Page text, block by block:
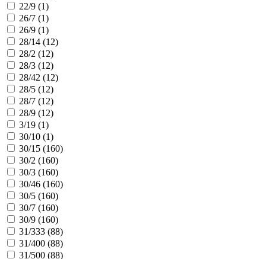
22/9 (1)
26/7 (1)
26/9 (1)
28/14 (12)
28/2 (12)
28/3 (12)
28/42 (12)
28/5 (12)
28/7 (12)
28/9 (12)
3/19 (1)
30/10 (1)
30/15 (160)
30/2 (160)
30/3 (160)
30/46 (160)
30/5 (160)
30/7 (160)
30/9 (160)
31/333 (88)
31/400 (88)
31/500 (88)